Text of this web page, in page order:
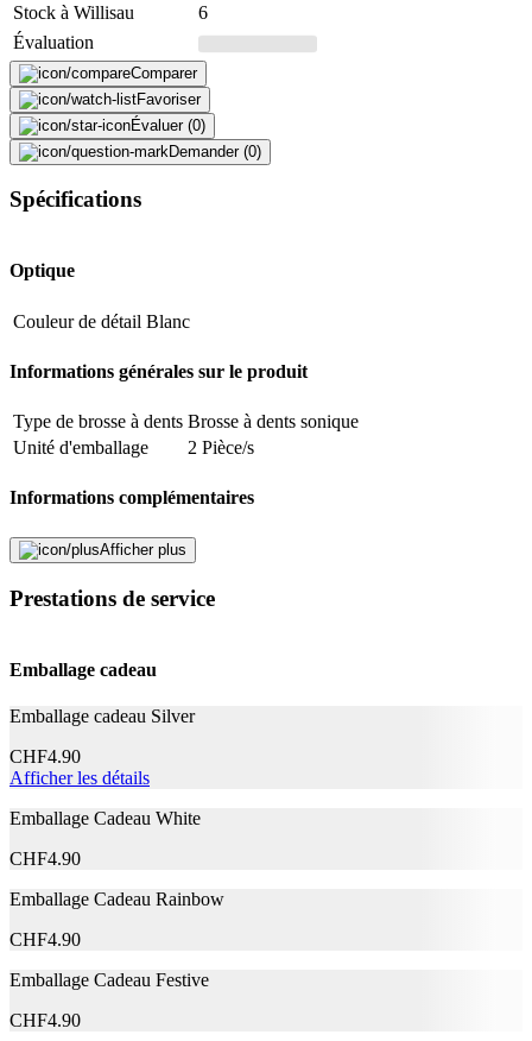
Stock à Willisau
6
Évaluation
Comparer
Favoriser
Évaluer (0)
Demander (0)
Spécifications
Optique
Couleur de détail Blanc
Informations générales sur le produit
Type de brosse à dents Brosse à dents sonique
Unité d'emballage
2 Pièce/s
Informations complémentaires
Compatibilité
système
Convient à l'Hydrosonic CHS 100 et à
l'Hydrosonic Black is White.
Nom du fabricant
Garantie du fabricant
Informations sur la garantie
EN_Datasheet
Signaler une erreur
Description
Afficher plus
Prestations de service
Emballage cadeau
Emballage cadeau Silver
CHF4.90
Afficher les détails
Emballage Cadeau White
CHF4.90
Emballage Cadeau Rainbow
CHF4.90
Emballage Cadeau Festive
CHF4.90